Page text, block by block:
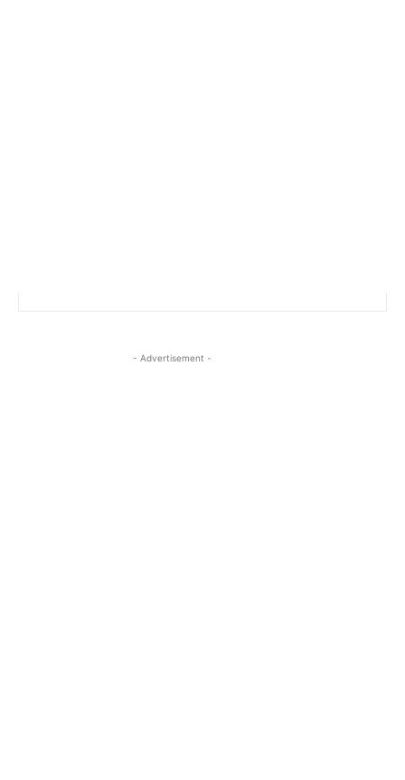
- Advertisement -